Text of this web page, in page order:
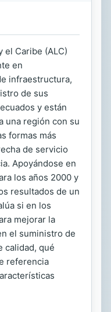
el Caribe (ALC)
en
infraestructura,
de sus
y están
una región con su
formas más
de servicio
Apoyándose en
los años 2000 y
resultados de un
si en los
mejorar la
el suministro de
calidad, qué
referencia